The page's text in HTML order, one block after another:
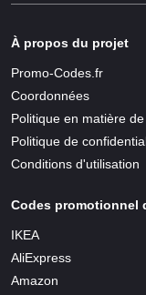
À propos du projet
Promo-Codes.fr
Coordonnées
Politique en matière
Politique de
Conditions d'utilisation
Codes promotionnel
IKEA
AliExpress
Amazon